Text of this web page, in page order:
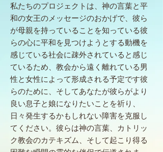
私たちのプロジェクトは、神の言葉と平
和の女王のメッセージのおかげで、彼ら
が母親を持っていることを知っている彼
らの心に平和を見つけようとする動機を
感じている社会に疎外されていると感じ
ているため、教会から遠く離れている男
性と女性によって形成される予定です彼
らのために、そしてあなたが彼らがより
良い息子と娘になりたいことを祈り、
日々発生するかもしれない障害を克服し
てください。彼らは神の言葉、カトリッ
ク教会のカテキズム、そして起こり得る